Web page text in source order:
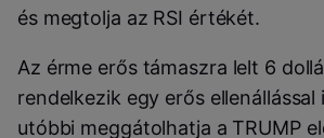
és megtolja az RSI értékét.
Az érme erős támaszra lelt 6
rendelkezik egy erős ellenállással
utóbbi meggátolhatja a TRUMP